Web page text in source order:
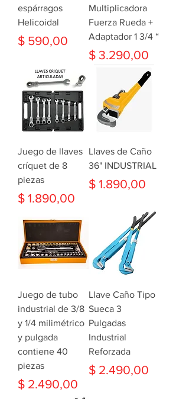
espárragos
Helicoidal
Precio
$ 590,00
Multiplicadora
Fuerza Rueda +
Adaptador 1 3/4 “
Precio
$ 3.290,00
Juego de llaves
críquet de 8
piezas
Precio
$ 1.890,00
Llaves de Caño
36" INDUSTRIAL
Precio
$ 1.890,00
Juego de tubo
industrial de 3/8
y 1/4 milimétrico
y pulgada
contiene 40
piezas
Precio
$ 2.490,00
Llave Caño Tipo
Sueca 3
Pulgadas
Industrial
Reforzada
Precio
$ 2.490,00